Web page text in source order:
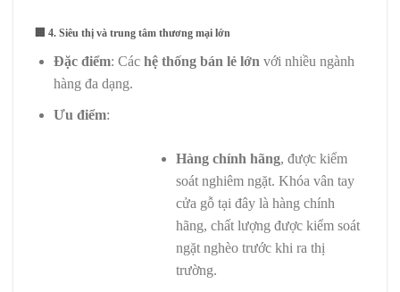
🏢 4. Siêu thị và trung tâm thương mại lớn
Đặc điểm: Các hệ thống bán lẻ lớn với nhiều ngành
hàng đa dạng.
Ưu điểm:
Hàng chính hãng, được kiểm
soát nghiêm ngặt. Khóa vân tay
cửa gỗ tại đây là hàng chính
hãng, chất lượng được kiểm soát
ngặt nghèo trước khi ra thị
trường.